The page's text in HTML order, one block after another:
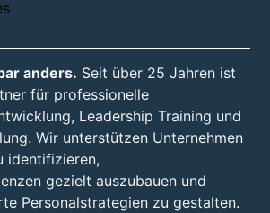
anders. Seit über 25 Jahren ist
für professionelle
Leadership Training und
Wir unterstützen Unternehmen
identifizieren,
gezielt auszubauen und
Personalstrategien zu gestalten.